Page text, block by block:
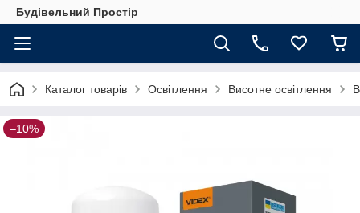
Будівельний Простір
Каталог товарів Освітлення Висотне освітлення
–10%